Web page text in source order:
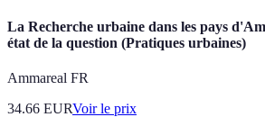
La Recherche urbaine dans les pays
état de la question (Pratiques urbaines)
Ammareal FR
34.66 EURVoir le prix